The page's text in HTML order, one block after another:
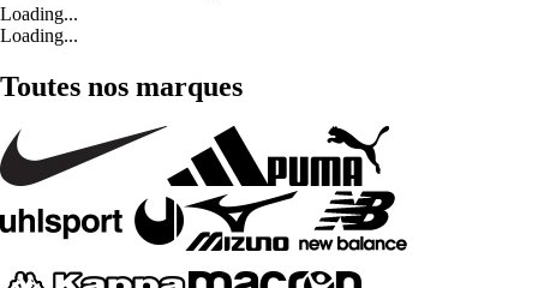
Loading...
Loading...
Toutes nos marques